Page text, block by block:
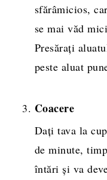
sfărâmicios,
se mai văd
Presărați
peste aluat
Coacere
Dați tava la
de minute,
întări și va